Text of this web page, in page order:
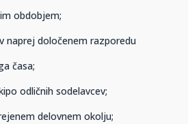
obdobjem;
naprej določenem razporedu
časa;
odličnih sodelavcev;
delovnem okolju;